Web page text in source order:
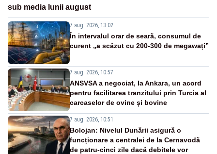
sub media lunii august
7 aug. 2026, 13:02
În intervalul orar de seară, consumul de
curent „a scăzut cu 200-300 de megawați”
7 aug. 2026, 10:57
ANSVSA a negociat, la Ankara, un acord
pentru facilitarea tranzitului prin Turcia al
carcaselor de ovine și bovine
7 aug. 2026, 10:51
Bolojan: Nivelul Dunării asigură o
funcționare a centralei de la Cernavodă
de patru-cinci zile dacă debitele vor